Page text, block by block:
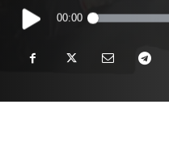
Audio
Player
00:00